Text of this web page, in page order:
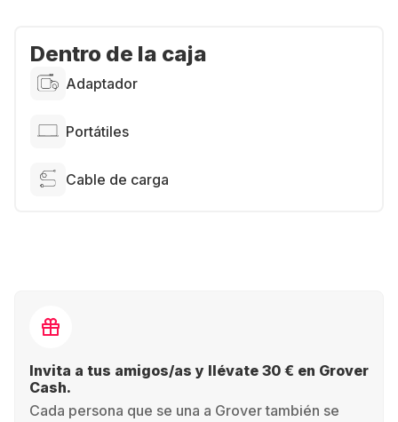
Dentro de la caja
Adaptador
Portátiles
Cable de carga
Invita a tus amigos/as y llévate 30 € en Grover
Cash.
Cada persona que se una a Grover también se